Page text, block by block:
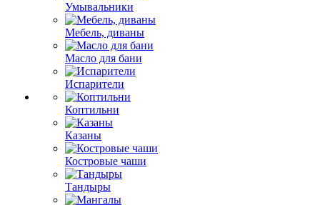
Умывальники
Мебель, диваны
Масло для бани
Испарители
Коптильни
Казаны
Костровые чаши
Тандыры